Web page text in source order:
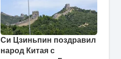
Си Цзиньпин поздравил
народ Китая с